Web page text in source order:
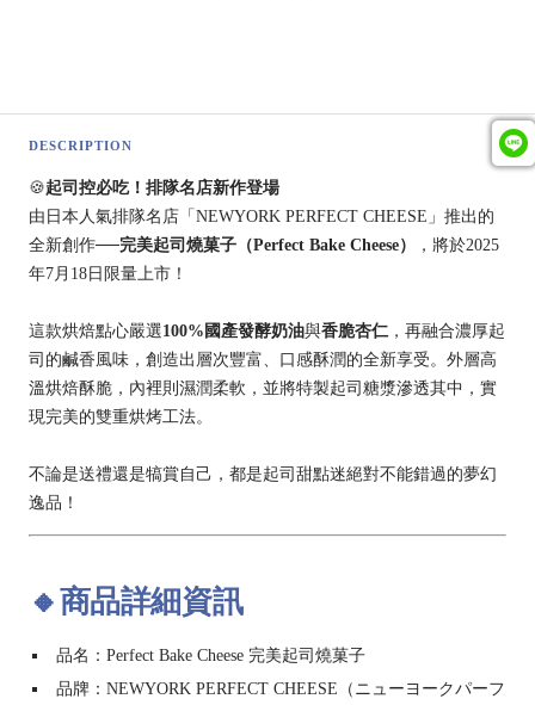
DESCRIPTION
🍪起司控必吃！排隊名店新作登場
由日本人氣排隊名店「NEWYORK PERFECT CHEESE」推出的
全新創作──完美起司燒菓子（Perfect Bake Cheese）
，將於2025
年7月18日限量上市！
這款烘焙點心嚴選100%國產發酵奶油與香脆杏仁，再融合濃厚起
司的鹹香風味，創造出層次豐富、口感酥潤的全新享受。外層高
溫烘焙酥脆，內裡則濕潤柔軟，並將特製起司糖漿滲透其中，實
現完美的雙重烘烤工法。
不論是送禮還是犒賞自己，都是起司甜點迷絕對不能錯過的夢幻
逸品！
🔸商品詳細資訊
品名：Perfect Bake Cheese 完美起司燒菓子
品牌：NEWYORK PERFECT CHEESE（ニューヨークパーフ